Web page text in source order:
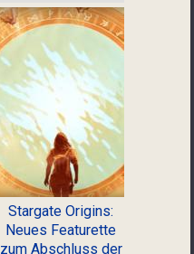
Stargate Origins:
Neues Featurette
zum Abschluss der